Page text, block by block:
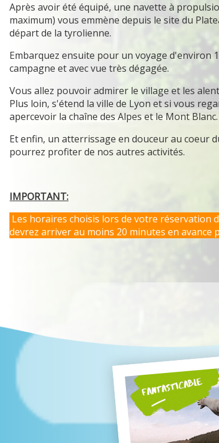
Après avoir été équipé, une navette à
maximum) vous emmène depuis le site du
départ de la tyrolienne.
Embarquez ensuite pour un voyage d'environ
campagne et avec vue très dégagée.
Vous allez pouvoir admirer le village et les
Plus loin, s'étend la ville de Lyon et si vous
apercevoir la chaîne des Alpes et le Mont Blanc.
Et enfin, un atterrissage en douceur au coeur
pourrez profiter de nos autres activités.
IMPORTANT:
Les horaires choisis lors de votre réservation
devrez arriver au moins 20 minutes en avance